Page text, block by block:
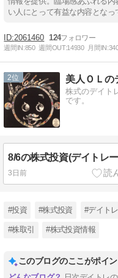
い人にとって有益な内容となっ
2061460 124
週間IN:850 週間OUT:14930 月間IN:
2 美人ＯＬの
株式のデイト
です。
8/6の株式投資(デイトレ
3日前
#投資 #株式投資 #デイトレ
#株取引 #株式投資情報
このブログのここがポイ